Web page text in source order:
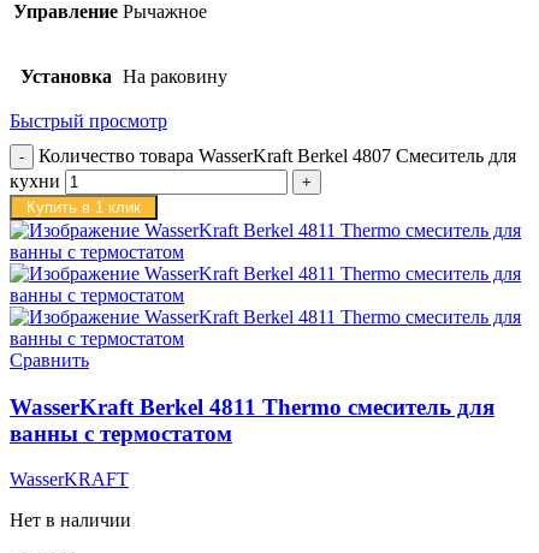
Управление Рычажное
Установка На раковину
Быстрый просмотр
Количество товара WasserKraft Berkel 4807 Смеситель для
кухни
Купить в 1 клик
Сравнить
WasserKraft Berkel 4811 Thermo смеситель для
ванны с термостатом
WasserKRAFT
Нет в наличии